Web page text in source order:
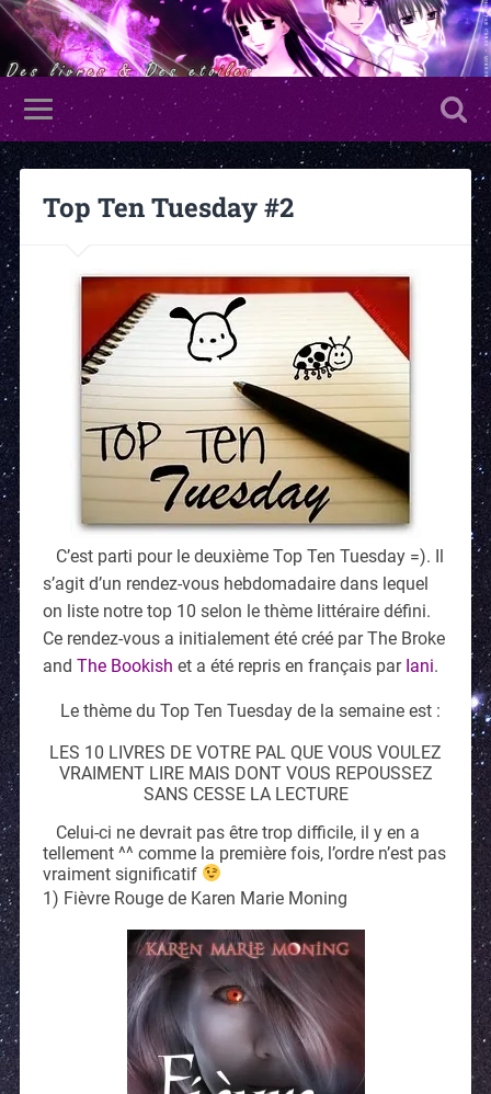
Top Ten Tuesday #2
C’est parti pour le deuxième Top Ten Tuesday =). Il
s’agit d’un rendez-vous hebdomadaire dans lequel
on liste notre top 10 selon le thème littéraire défini.
Ce rendez-vous a initialement été créé par The Broke
and The Bookish et a été repris en français par Iani.
Le thème du Top Ten Tuesday de la semaine est :
LES 10 LIVRES DE VOTRE PAL QUE VOUS VOULEZ
VRAIMENT LIRE MAIS DONT VOUS REPOUSSEZ
SANS CESSE LA LECTURE
Celui-ci ne devrait pas être trop difficile, il y en a
tellement ^^ comme la première fois, l’ordre n’est pas
vraiment significatif
1) Fièvre Rouge de Karen Marie Moning